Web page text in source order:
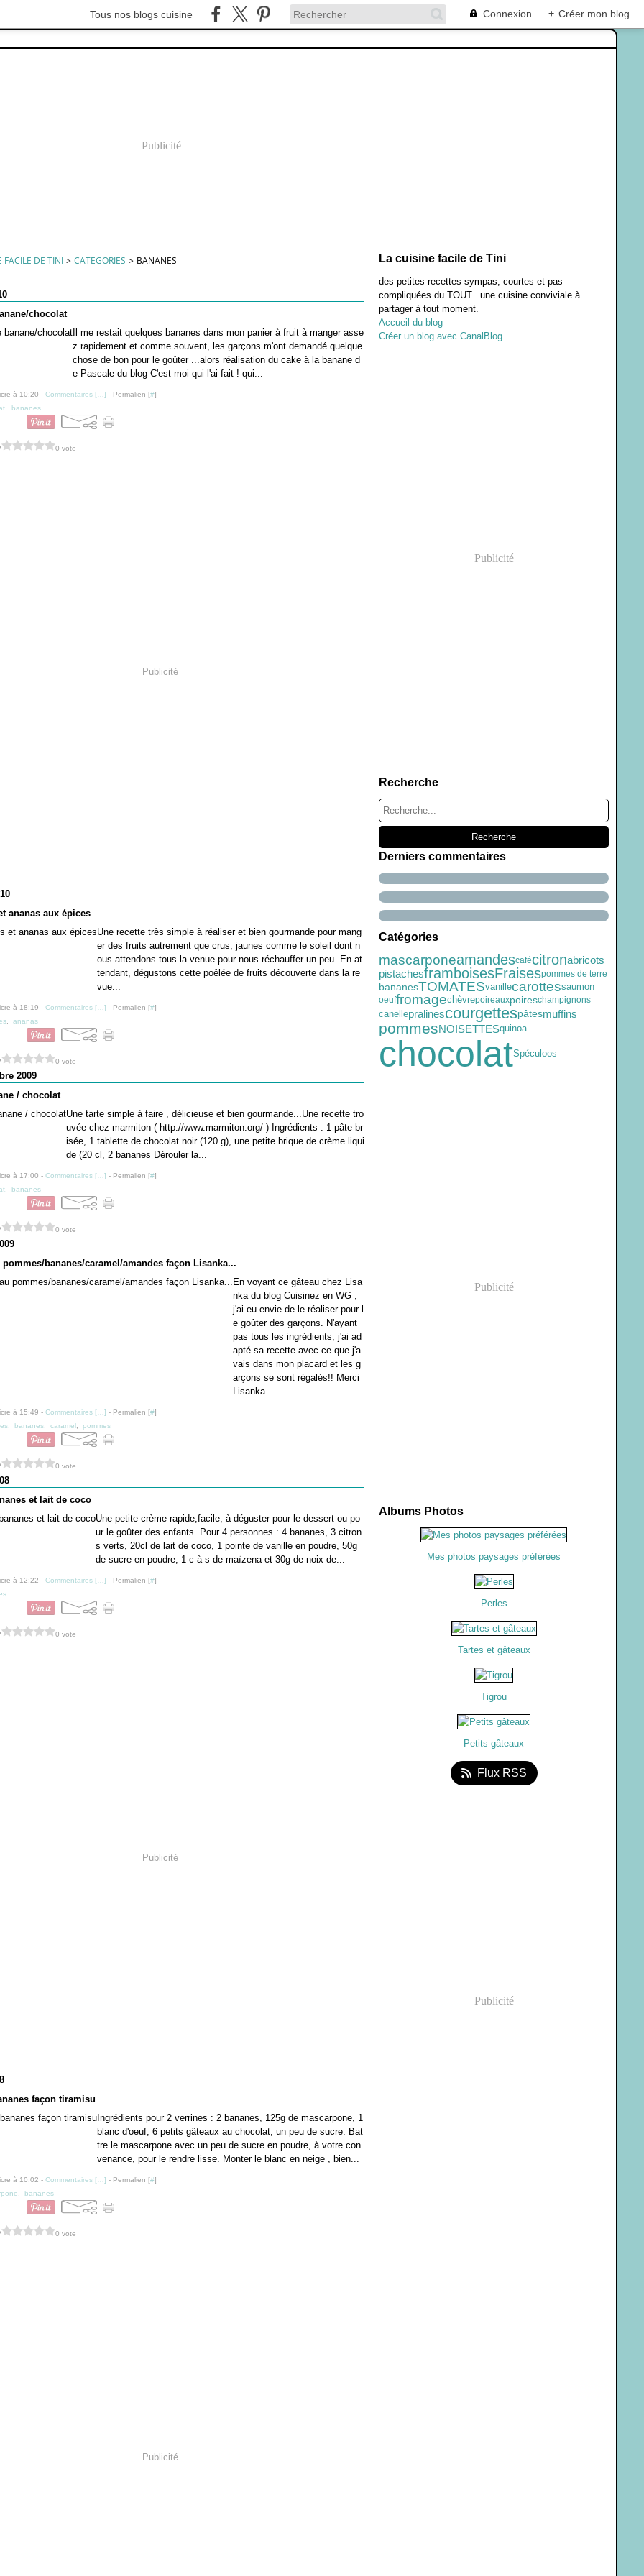
Tous nos blogs cuisine Connexion + Créer mon blog
Publicité
FACILE DE TINI > CATEGORIES > BANANES
chocolat
Il me restait quelques bananes dans mon panier à fruit à manger asse
z rapidement et comme souvent, les garçons m'ont demandé quelque
chose de bon pour le goûter ...alors réalisation du cake à la banane d
e Pascale du blog C'est moi qui l'ai fait ! qui...
à 10:20 - Commentaires [… ] - Permalien [#]
, bananes
0 vote
Publicité
ananas aux épices
Une recette très simple à réaliser et bien gourmande pour mang
er des fruits autrement que crus, jaunes comme le soleil dont n
ous attendons tous la venue pour nous réchauffer un peu. En at
tendant, dégustons cette poêlée de fruits découverte dans la re
vue...
à 18:19 - Commentaires [… ] - Permalien [#]
, ananas
0 vote
2009
/ chocolat
Une tarte simple à faire , délicieuse et bien gourmande...Une recette tro
uvée chez marmiton ( http://www.marmiton.org/ ) Ingrédients : 1 pâte br
isée, 1 tablette de chocolat noir (120 g), une petite brique de crème liqui
de (20 cl, 2 bananes Dérouler la...
à 17:00 - Commentaires [… ] - Permalien [#]
, bananes
0 vote
pommes/bananes/caramel/amandes façon Lisanka...
En voyant ce gâteau chez Lisa
nka du blog Cuisinez en WG ,
j'ai eu envie de le réaliser pour l
e goûter des garçons. N'ayant
pas tous les ingrédients, j'ai ad
apté sa recette avec ce que j'a
vais dans mon placard et les g
arçons se sont régalés!! Merci
Lisanka......
à 15:49 - Commentaires [… ] - Permalien [#]
, bananes, caramel, pommes
0 vote
et lait de coco
Une petite crème rapide,facile, à déguster pour le dessert ou po
ur le goûter des enfants. Pour 4 personnes : 4 bananes, 3 citron
s verts, 20cl de lait de coco, 1 pointe de vanille en poudre, 50g
de sucre en poudre, 1 c à s de maïzena et 30g de noix de...
à 12:22 - Commentaires [… ] - Permalien [#]
0 vote
Publicité
façon tiramisu
Ingrédients pour 2 verrines : 2 bananes, 125g de mascarpone, 1
blanc d'oeuf, 6 petits gâteaux au chocolat, un peu de sucre. Bat
tre le mascarpone avec un peu de sucre en poudre, à votre con
venance, pour le rendre lisse. Monter le blanc en neige , bien...
à 10:02 - Commentaires [… ] - Permalien [#]
bananes
0 vote
Publicité
La cuisine facile de Tini
des petites recettes sympas, courtes et pas
compliquées du TOUT...une cuisine conviviale à
partager à tout moment.
Accueil du blog
Créer un blog avec CanalBlog
Publicité
Recherche
Derniers commentaires
Catégories
mascarponeamandescafécitronabricots
pistachesframboisesFraisespommes de terre
bananesTOMATESvanillecarottessaumon
oeuffromagechèvrepoireauxpoireschampignons
canellepralinescourgettespâtesmuffins
pommesNOISETTESquinoa
chocolatSpéculoos
Publicité
Albums Photos
Mes photos paysages préférées
Perles
Tartes et gâteaux
Tigrou
Petits gâteaux
Flux RSS
Publicité